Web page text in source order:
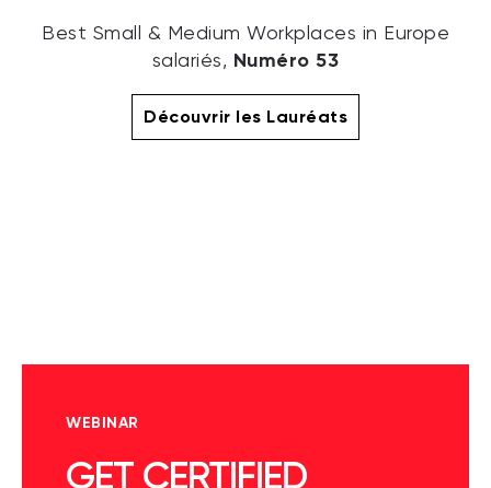
Best Small & Medium Workplaces in Europe
salariés, Numéro 53
Découvrir les Lauréats
WEBINAR
GET CERTIFIED